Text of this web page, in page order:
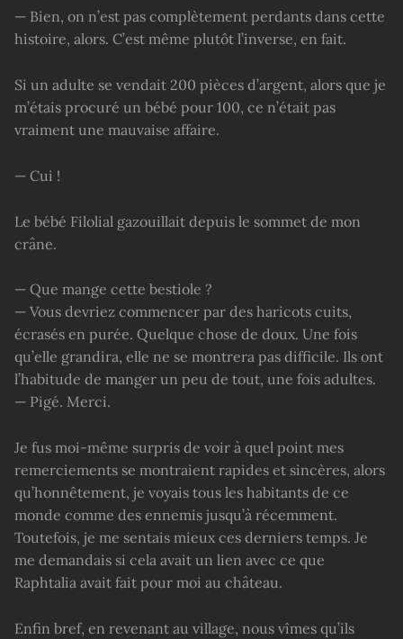
— Bien, on n’est pas complètement perdants dans cette
histoire, alors. C’est même plutôt l’inverse, en fait.
Si un adulte se vendait 200 pièces d’argent, alors que je
m’étais procuré un bébé pour 100, ce n’était pas
vraiment une mauvaise affaire.
— Cui !
Le bébé Filolial gazouillait depuis le sommet de mon
crâne.
— Que mange cette bestiole ?
— Vous devriez commencer par des haricots cuits,
écrasés en purée. Quelque chose de doux. Une fois
qu’elle grandira, elle ne se montrera pas difficile. Ils ont
l’habitude de manger un peu de tout, une fois adultes.
— Pigé. Merci.
Je fus moi-même surpris de voir à quel point mes
remerciements se montraient rapides et sincères, alors
qu’honnêtement, je voyais tous les habitants de ce
monde comme des ennemis jusqu’à récemment.
Toutefois, je me sentais mieux ces derniers temps. Je
me demandais si cela avait un lien avec ce que
Raphtalia avait fait pour moi au château.
Enfin bref, en revenant au village, nous vîmes qu’ils